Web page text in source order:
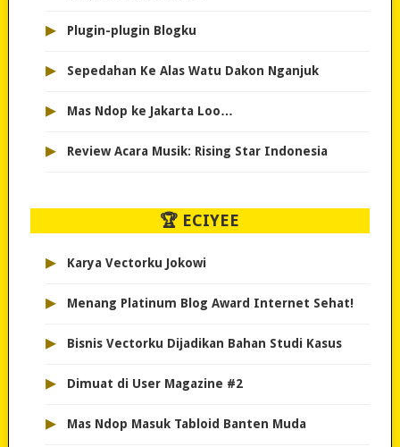
▸ Plugin-plugin Blogku
▸ Sepedahan Ke Alas Watu Dakon Nganjuk
▸ Mas Ndop ke Jakarta Loo…
▸ Review Acara Musik: Rising Star Indonesia
🏆 ECIYEE
▸ Karya Vectorku Jokowi
▸ Menang Platinum Blog Award Internet Sehat!
▸ Bisnis Vectorku Dijadikan Bahan Studi Kasus
▸ Dimuat di User Magazine #2
▸ Mas Ndop Masuk Tabloid Banten Muda